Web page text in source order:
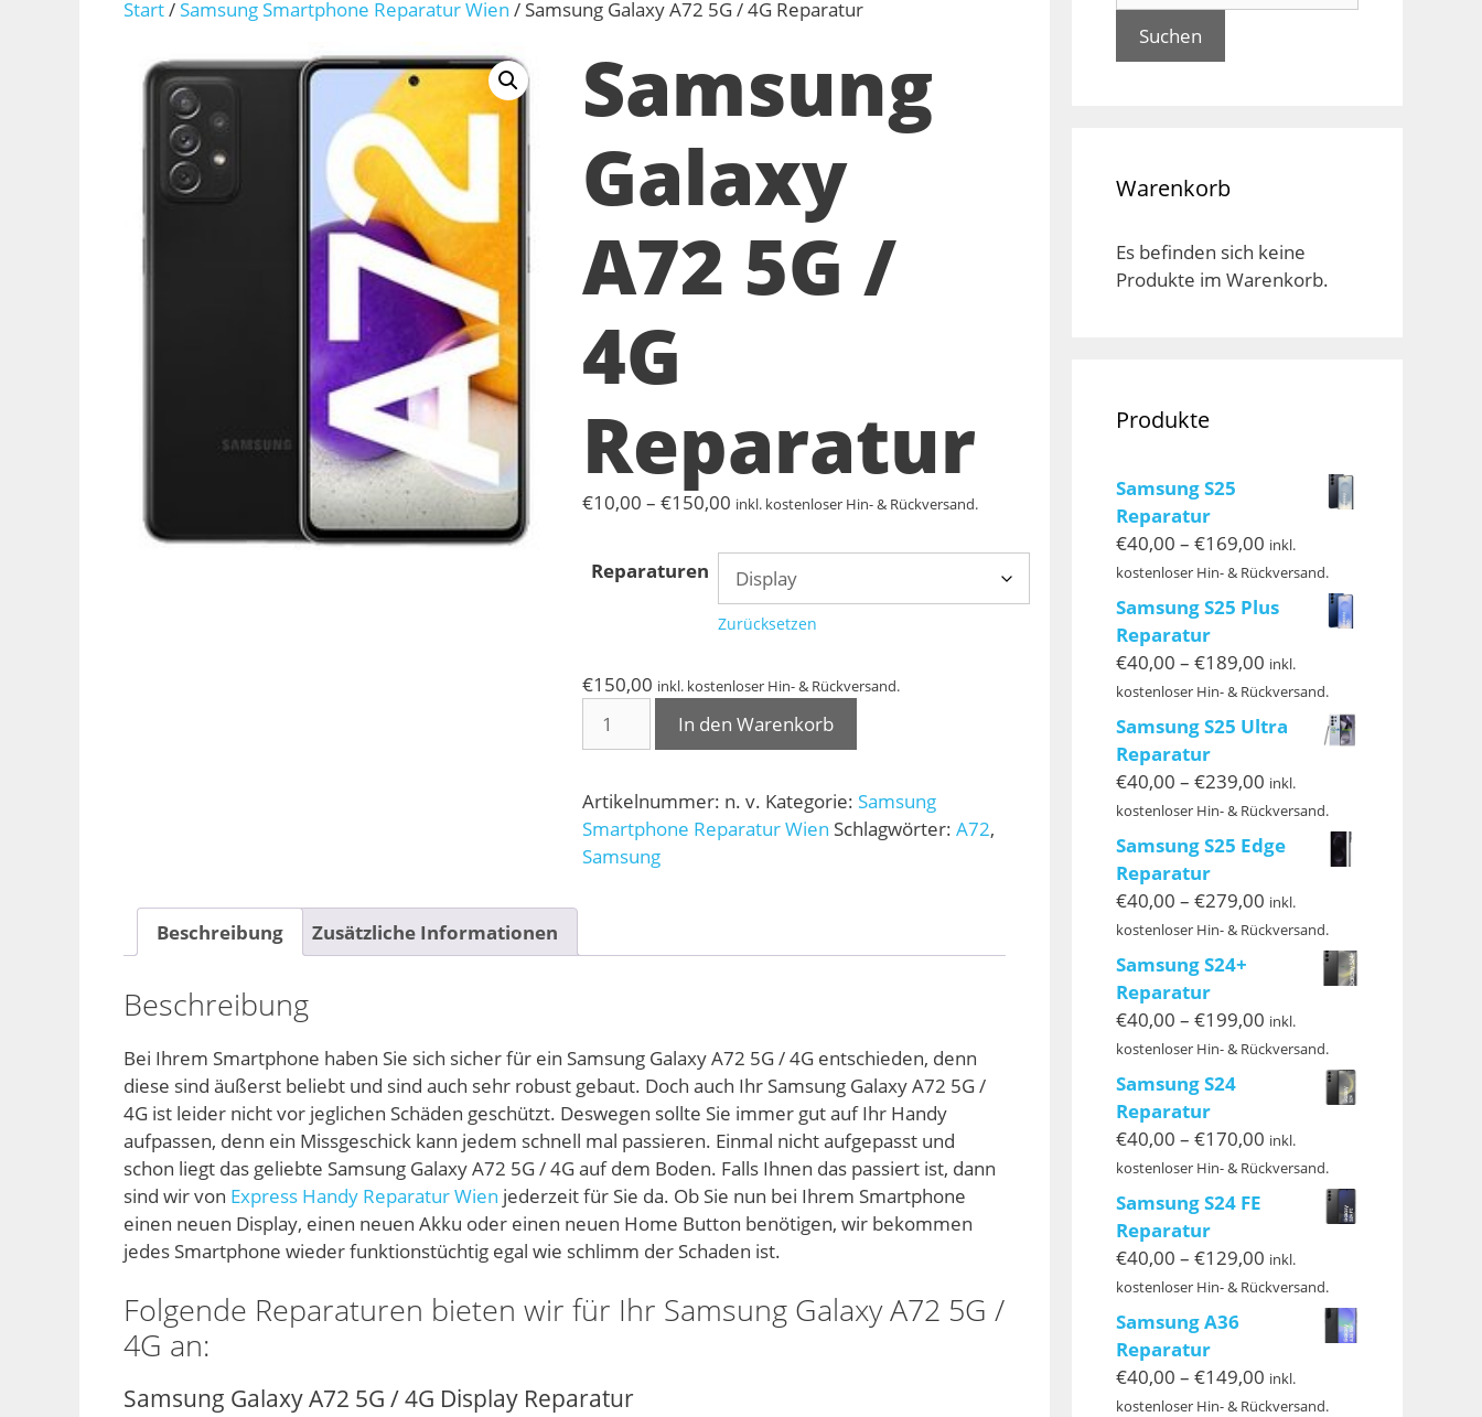
Start/Samsung Smartphone Reparatur Wien / Samsung Galaxy A72 5G / 4G Reparatur
Samsung
Galaxy
A72 5G /
4G
Reparatur
€10,00 – €150,00 Preisspanne:
bis
€150,00
inkl. kostenloser Hin- & Rückversand.
Reparaturen
Zurücksetzen
€150,00 inkl. kostenloser Hin- & Rückversand.
Galaxy
5G
/
4G
Reparatur
In den Warenkorb
Artikelnummer: n. v. Kategorie: Samsung
Smartphone Reparatur Wien Schlagwörter: A72,
Samsung
Beschreibung Zusätzliche Informationen
Beschreibung
Bei Ihrem Smartphone haben Sie sich sicher für ein Samsung Galaxy A72 5G / 4G entschieden, denn
diese sind äußerst beliebt und sind auch sehr robust gebaut. Doch auch Ihr Samsung Galaxy A72 5G /
4G ist leider nicht vor jeglichen Schäden geschützt. Deswegen sollte Sie immer gut auf Ihr Handy
aufpassen, denn ein Missgeschick kann jedem schnell mal passieren. Einmal nicht aufgepasst und
schon liegt das geliebte Samsung Galaxy A72 5G / 4G auf dem Boden. Falls Ihnen das passiert ist, dann
sind wir von Express Handy Reparatur Wien jederzeit für Sie da. Ob Sie nun bei Ihrem Smartphone
einen neuen Display, einen neuen Akku oder einen neuen Home Button benötigen, wir bekommen
jedes Smartphone wieder funktionstüchtig egal wie schlimm der Schaden ist.
Folgende Reparaturen bieten wir für Ihr Samsung Galaxy A72 5G /
4G an:
Samsung Galaxy A72 5G / 4G Display Reparatur
Suchen
Warenkorb
Es befinden sich keine
Produkte im Warenkorb.
Produkte
Samsung S25
Reparatur
€40,00 – €169,00 Preisspanne:
€40,00
€169,00
inkl.
kostenloser Hin- & Rückversand.
Samsung S25 Plus
Reparatur
€40,00 – €189,00 Preisspanne:
€40,00
bis
€189,00
inkl.
kostenloser Hin- & Rückversand.
Samsung S25 Ultra
Reparatur
€40,00 – €239,00 Preisspanne:
€40,00
€239,00
inkl.
kostenloser Hin- & Rückversand.
Samsung S25 Edge
Reparatur
€40,00 – €279,00 Preisspanne:
€40,00
€279,00
inkl.
kostenloser Hin- & Rückversand.
Samsung S24+
Reparatur
€40,00 – €199,00 Preisspanne:
€40,00
€199,00
inkl.
kostenloser Hin- & Rückversand.
Samsung S24
Reparatur
€40,00 – €170,00 Preisspanne:
€40,00
€170,00
inkl.
kostenloser Hin- & Rückversand.
Samsung S24 FE
Reparatur
€40,00 – €129,00 Preisspanne:
€40,00
€129,00
inkl.
kostenloser Hin- & Rückversand.
Samsung A36
Reparatur
€40,00 – €149,00 Preisspanne:
€40,00
inkl.
kostenloser Hin- & Rückversand.